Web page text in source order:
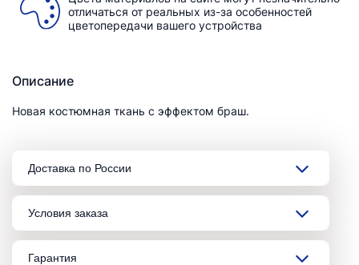
отличаться от реальных из-за особенностей
цветопередачи вашего устройства
Описание
Новая костюмная ткань с эффектом браш.
Доставка по России
Условия заказа
Гарантия